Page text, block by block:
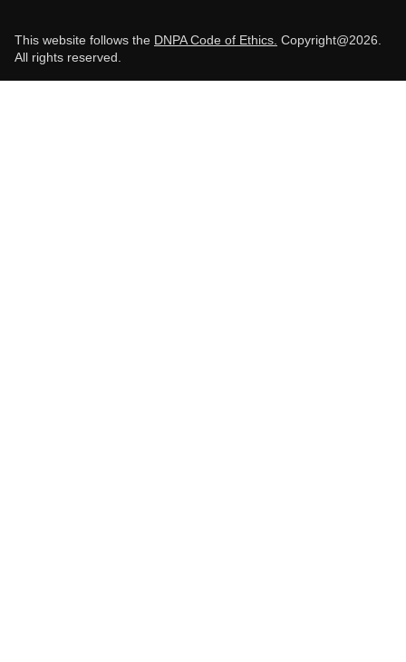
This website follows the DNPA Code of Ethics. Copyright@2026.
All rights reserved.